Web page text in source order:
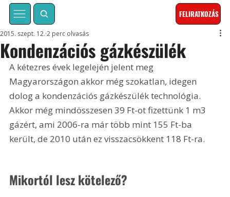
FELIRATKOZÁS
Kondenzációs gázkészülék
2015. szept. 12. 2 perc olvasás
A kétezres évek legelején jelent meg
Magyarországon akkor még szokatlan, idegen
dolog a kondenzációs gázkészülék technológia.
Akkor még mindösszesen 39 Ft-ot fizettünk 1 m3
gázért, ami 2006-ra már több mint 155 Ft-ba
került, de 2010 után ez visszacsökkent 118 Ft-ra.
Mikortól lesz kötelező?